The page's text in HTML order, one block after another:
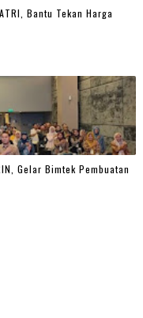
Bantu Tekan Harga
Gelar Bimtek Pembuatan